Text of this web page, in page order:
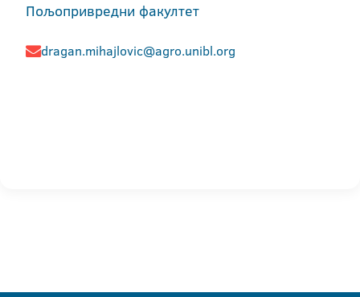
Пољопривредни факултет
dragan.mihajlovic@agro.unibl.org